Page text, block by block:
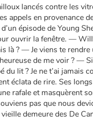
la lecture
lancés contre les
appels en provenance
épisode de Young
ouvrir la fenêtre. —
là ? — Je viens te rendre
de me voir ? —
du lit ? Je ne t’ai jamais
éclata de rire. Ses
rafale et masquèrent
pas que nous
demeure des De